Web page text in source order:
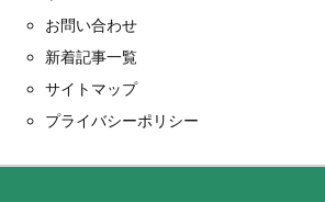
お問い合わせ
新着記事一覧
サイトマップ
プライバシーポリシー